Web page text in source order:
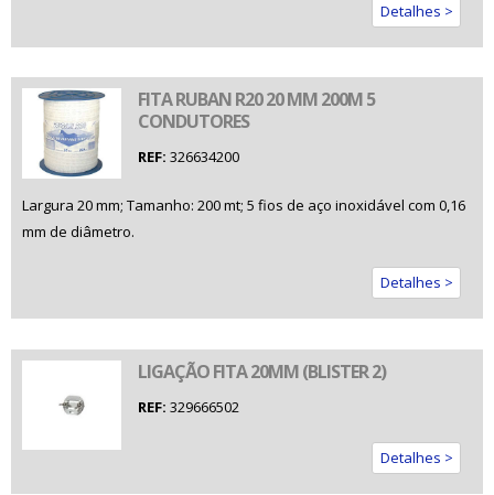
Detalhes >
FITA RUBAN R20 20 MM 200M 5
CONDUTORES
REF: 326634200
Largura 20 mm; Tamanho: 200 mt; 5 fios de aço inoxidável com 0,16
mm de diâmetro.
Detalhes >
LIGAÇÃO FITA 20MM (BLISTER 2)
REF: 329666502
Detalhes >